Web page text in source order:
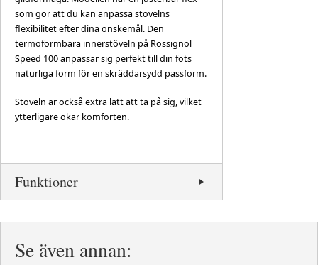
som gör att du kan anpassa stövelns
flexibilitet efter dina önskemål. Den
termoformbara innerstöveln på Rossignol
Speed ​​100 anpassar sig perfekt till din fots
naturliga form för en skräddarsydd passform.
Stöveln är också extra lätt att ta på sig, vilket
ytterligare ökar komforten.
Funktioner
Se även annan: